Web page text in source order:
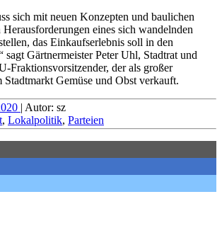
sich mit neuen Konzepten und baulichen
Herausforderungen eines sich wandelnden
das Einkaufserlebnis soll in den
Gärtnermeister Peter Uhl, Stadtrat und
Fraktionsvorsitzender, der als großer
Stadtmarkt Gemüse und Obst verkauft.
| Autor: sz
, Lokalpolitik, Parteien